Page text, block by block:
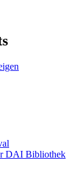
DAI Bibliothek